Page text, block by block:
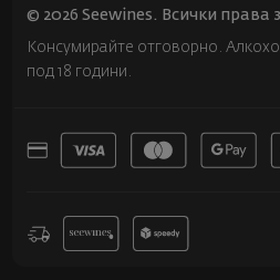
© 2026 Seewines. Всички права
Консумирайте отговорно.
под 18 години.